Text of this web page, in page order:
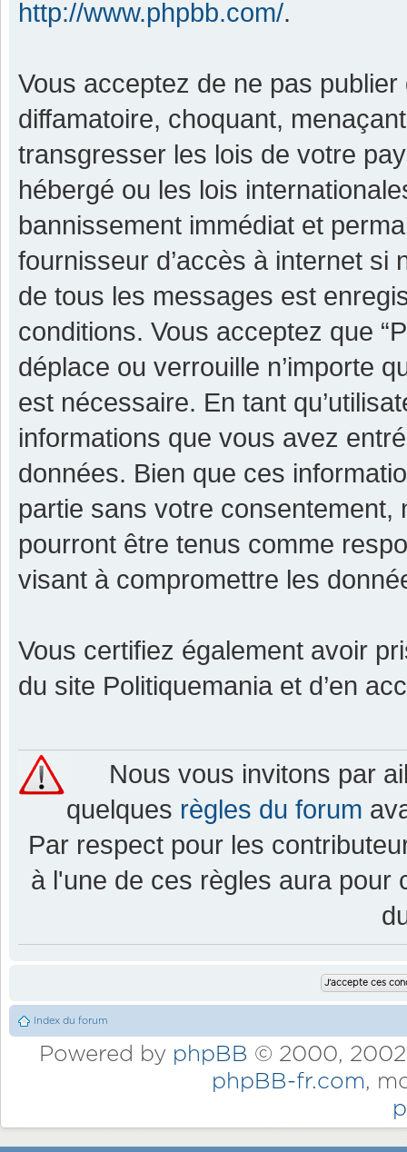
http://www.phpbb.com/.
Vous acceptez de ne pas
diffamatoire, choquant,
transgresser les lois de votre
hébergé ou les lois
bannissement immédiat et
fournisseur d’accès à internet si
de tous les messages est
conditions. Vous acceptez que
déplace ou verrouille n’importe
est nécessaire. En tant
informations que vous avez
données. Bien que ces
partie sans votre consentement,
pourront être tenus comme
visant à compromettre les
Vous certifiez également avoir
du site Politiquemania et d’en
Nous vous invitons par
quelques règles du forum
Par respect pour les
à l'une de ces règles aura pour
Index du forum
Powered by phpBB © 2000,
phpBB-fr.com,